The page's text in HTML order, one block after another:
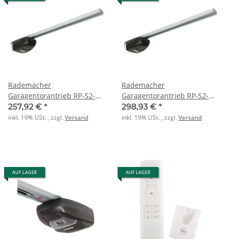
Rademacher
Garagentorantrieb RP-S2-
700N-6 RolloPort S2 kurz
257,92 € *
inkl. 19% USt. , zzgl.Versand
Rademacher
Garagentorantrieb RP-S2-
700N-7 RolloPoer S2 lang
298,93 € *
inkl. 19% USt. , zzgl.Versand
AUF LAGER AUF LAGER